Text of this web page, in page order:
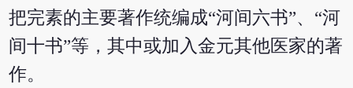
把完素的主要著作统编成“河间六书”、“河
间十书”等，其中或加入金元其他医家的著
作。